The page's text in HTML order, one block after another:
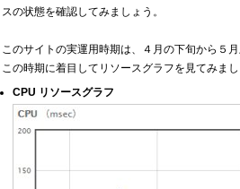
スの状態を確認してみましょう。
このサイトの実運用時期は、４月の下旬から５
この時期に着目してリソースグラフを見てみまし
CPU リソースグラフ